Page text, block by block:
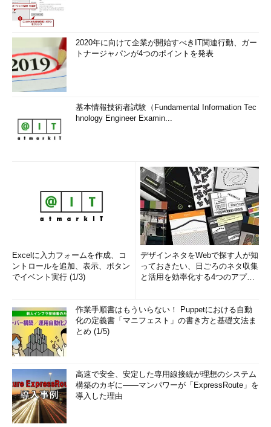
2020年に向けて企業が開始すべきIT関連行動、ガー
トナージャパンが4つのポイントを発表
基本情報技術者試験（Fundamental Information Tec
hnology Engineer Examin...
Excelに入力フォームを作成、コ
ントロールを追加、表示、ボタン
でイベント実行 (1/3)
デザインネタをWebで探す人が知
っておきたい、日ごろのネタ収集
と活用を効率化する4つのアプリ
作業手順書はもういらない！ Puppetにおける自動
化の定義書「マニフェスト」の書き方と基礎文法ま
とめ (1/5)
高速で安全、安定した専用線接続が理想のシステム
構築のカギに――マンパワーが「ExpressRoute」を
導入した理由